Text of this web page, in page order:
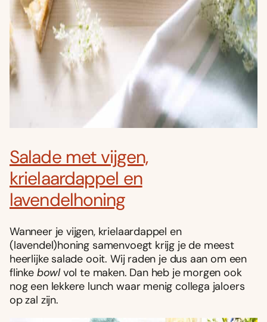
Salade met vijgen,
krielaardappel en
lavendelhoning
Wanneer je vijgen, krielaardappel en
(lavendel)honing samenvoegt krijg je de meest
heerlijke salade ooit. Wij raden je dus aan om een
flinke bowlvol te maken. Dan heb je morgen ook
nog een lekkere lunch waar menig collega jaloers
op zal zijn.